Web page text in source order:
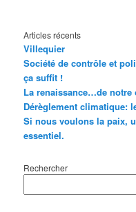
Articles récents
Villequier
Société de contrôle et
ça suffit !
La renaissance…de notre
Dérèglement climatique:
Si nous voulons la paix,
essentiel.
Rechercher